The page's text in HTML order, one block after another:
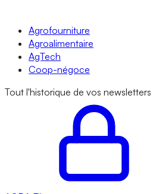
Agrofourniture
Agroalimentaire
AgTech
Coop-négoce
Tout l'historique de vos